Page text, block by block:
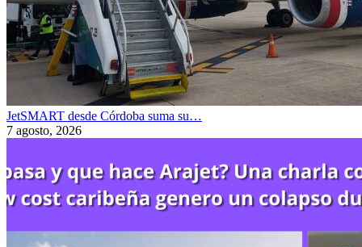
JetSMART desde Córdoba suma su…
7 agosto, 2026